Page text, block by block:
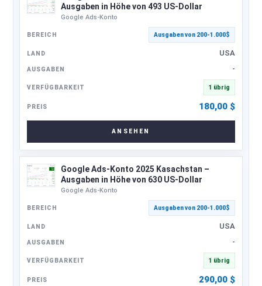
Ausgaben in Höhe von 493 US-Dollar
Google Ads-Konto
Ausgaben von 200-1.000$
USA
-
1 übrig
180,00 $
ANSEHEN
Google Ads-Konto 2025 Kasachstan –
Ausgaben in Höhe von 630 US-Dollar
Google Ads-Konto
Ausgaben von 200-1.000$
USA
-
1 übrig
290,00 $